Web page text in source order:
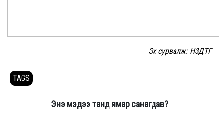
Эх сурвалж: НЗДТГ
TAGS
Энэ мэдээ танд ямар санагдав?